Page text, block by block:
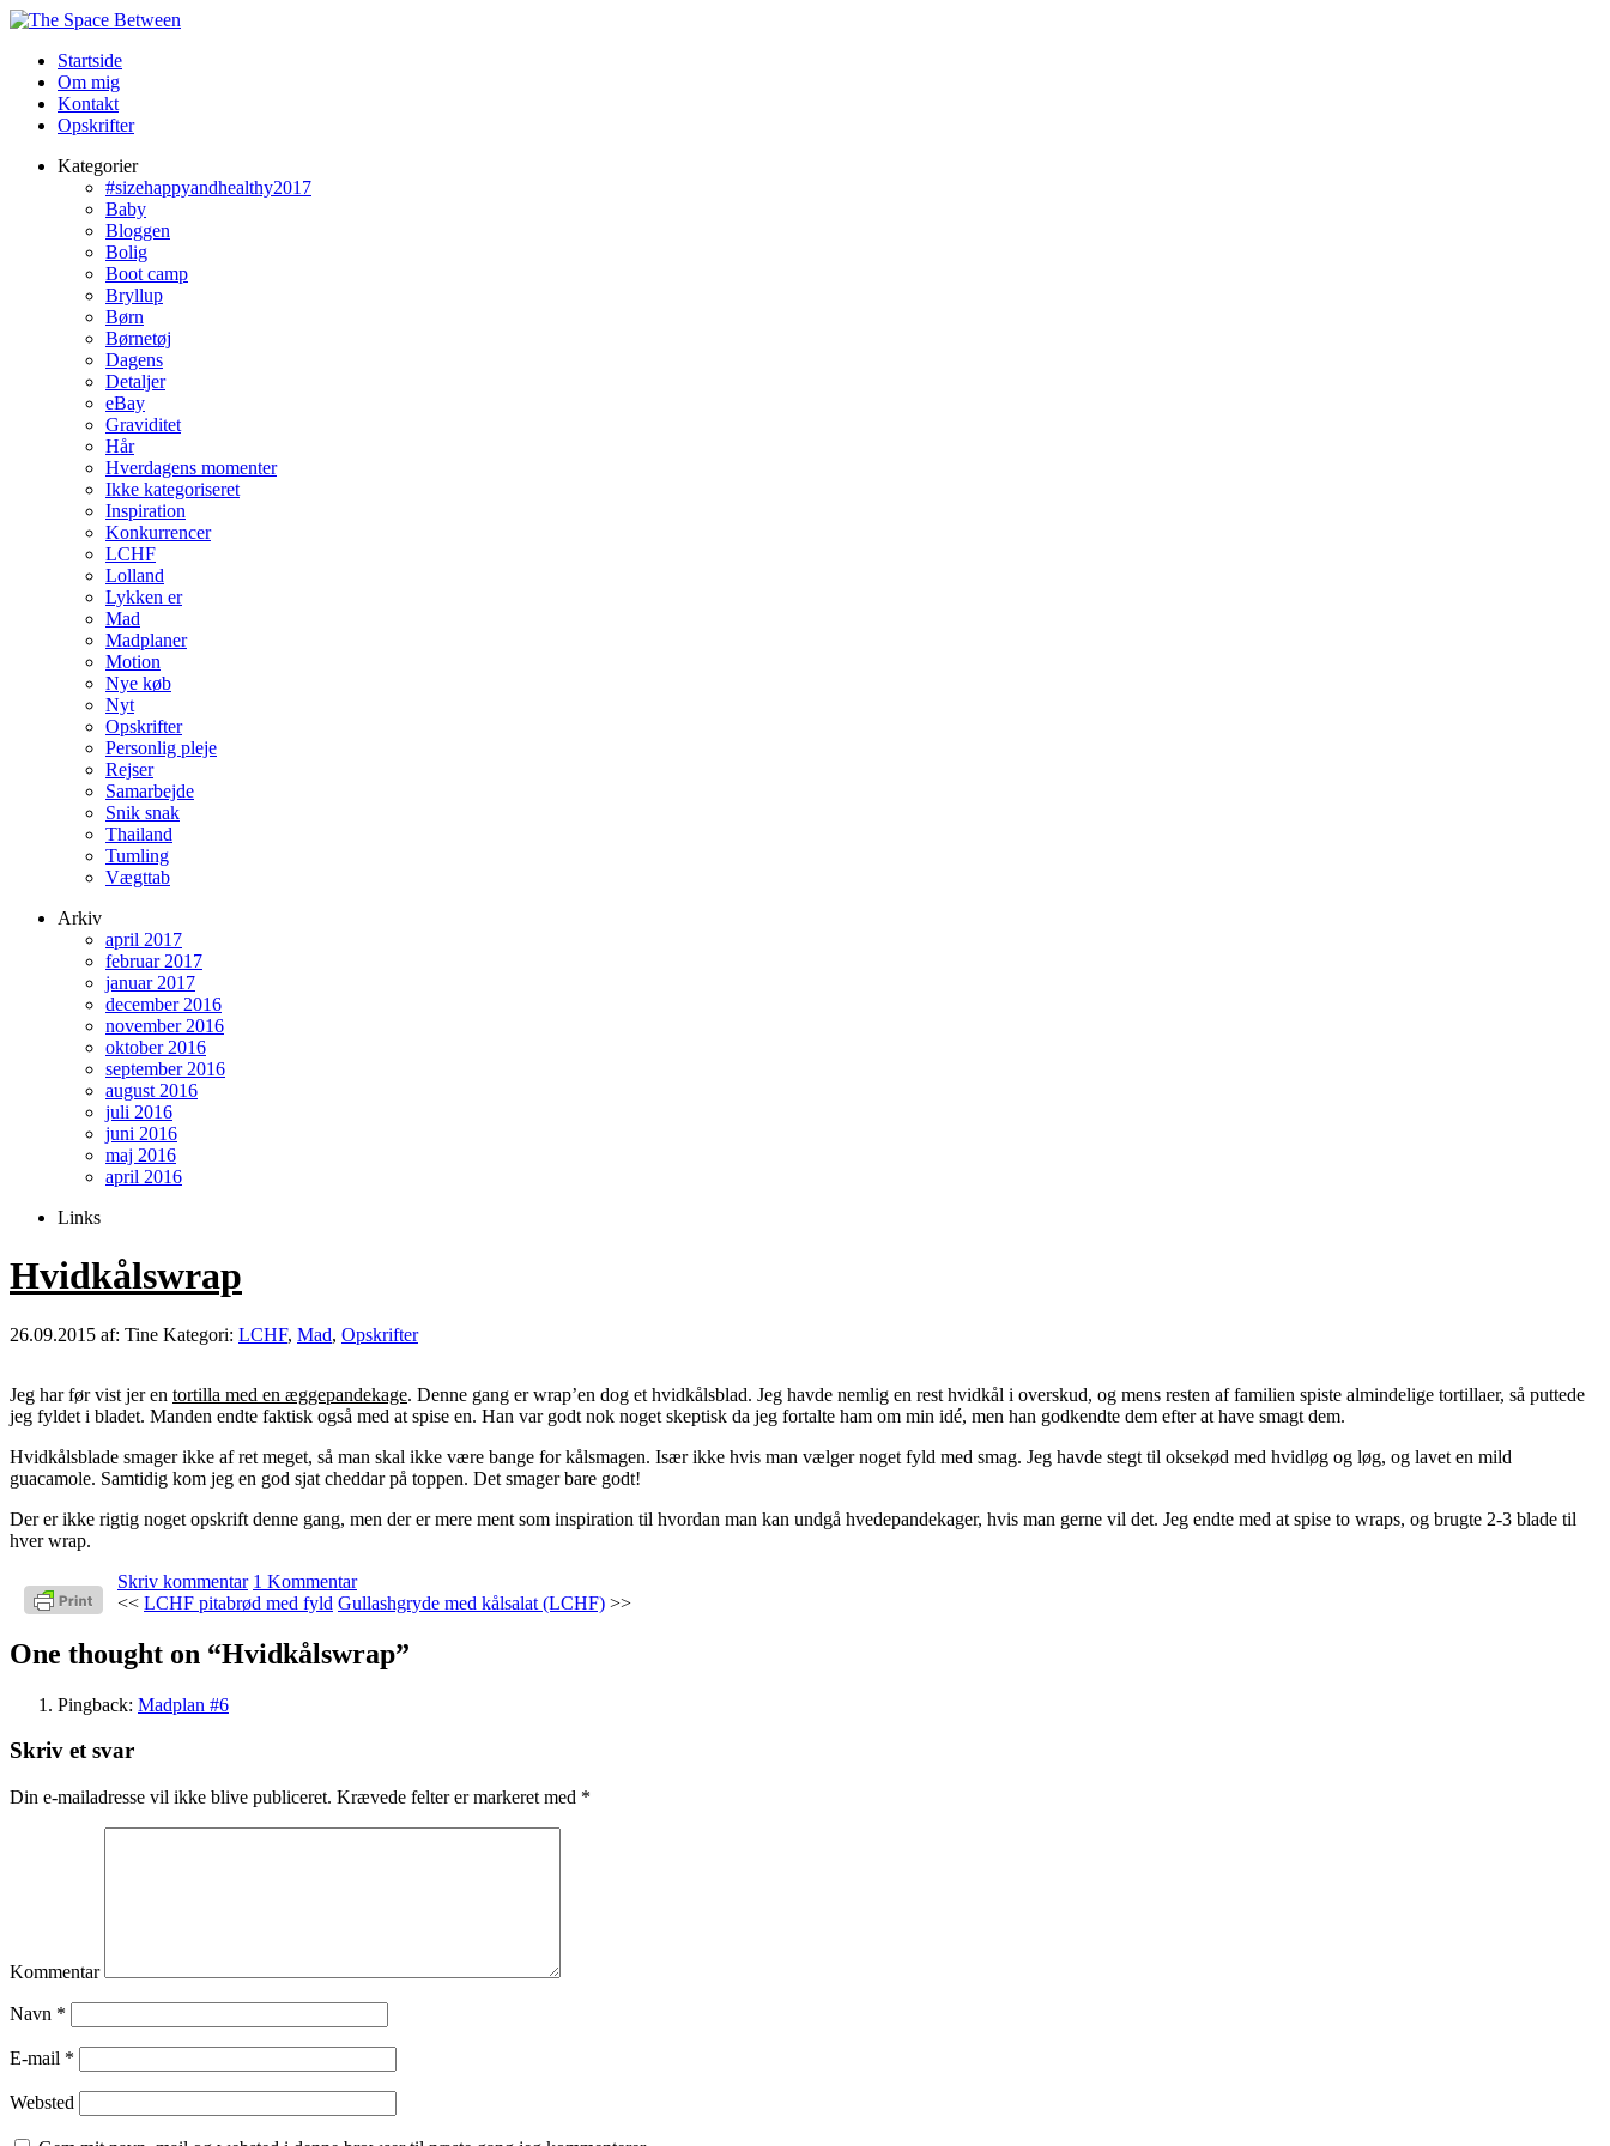
Startside
Om mig
Kontakt
Opskrifter
Kategorier
#sizehappyandhealthy2017
Baby
Bloggen
Bolig
Boot camp
Bryllup
Børn
Børnetøj
Dagens
Detaljer
eBay
Graviditet
Hår
Hverdagens momenter
Ikke kategoriseret
Inspiration
Konkurrencer
LCHF
Lolland
Lykken er
Mad
Madplaner
Motion
Nye køb
Nyt
Opskrifter
Personlig pleje
Rejser
Samarbejde
Snik snak
Thailand
Tumling
Vægttab
Arkiv
april 2017
februar 2017
januar 2017
december 2016
november 2016
oktober 2016
september 2016
august 2016
juli 2016
juni 2016
maj 2016
april 2016
Links
Hvidkålswrap
26.09.2015 af: Tine Kategori: LCHF, Mad, Opskrifter
Jeg har før vist jer en tortilla med en æggepandekage. Denne gang er wrap’en dog et hvidkålsblad. Jeg havde nemlig en rest hvidkål i overskud, og mens resten af familien spiste almindelige tortillaer, så puttede
jeg fyldet i bladet. Manden endte faktisk også med at spise en. Han var godt nok noget skeptisk da jeg fortalte ham om min idé, men han godkendte dem efter at have smagt dem.
Hvidkålsblade smager ikke af ret meget, så man skal ikke være bange for kålsmagen. Især ikke hvis man vælger noget fyld med smag. Jeg havde stegt til oksekød med hvidløg og løg, og lavet en mild
guacamole. Samtidig kom jeg en god sjat cheddar på toppen. Det smager bare godt!
Der er ikke rigtig noget opskrift denne gang, men der er mere ment som inspiration til hvordan man kan undgå hvedepandekager, hvis man gerne vil det. Jeg endte med at spise to wraps, og brugte 2-3 blade til
hver wrap.
Skriv kommentar 1 Kommentar
<< LCHF pitabrød med fyld Gullashgryde med kålsalat (LCHF) >>
One thought on “Hvidkålswrap”
Pingback: Madplan #6
Skriv et svar
Din e-mailadresse vil ikke blive publiceret. Krævede felter er markeret med *
Kommentar
Navn *
E-mail *
Websted